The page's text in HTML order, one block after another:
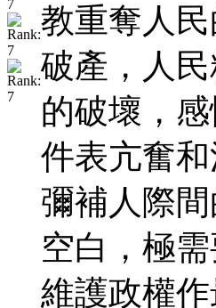
教重奪人
破產，人
的破壞，
件表亢奮
彌補人際
空白，極
維護政權